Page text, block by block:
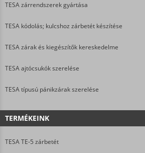
TESA zárrendszerek gyártása
TESA kódolás; kulcshoz zárbetét készítése
TESA zárak és kiegészítők kereskedelme
TESA ajtócsukók szerelése
TESA típusú pánikzárak szerelése
TERMÉKEINK
TESA TE-5 zárbetét